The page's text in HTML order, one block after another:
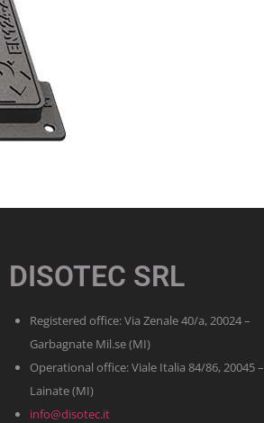
DISOTEC SRL
Registered office: Via Zenale 40/a, 20024 –
Garbagnate Mil.se (MI)
Operational office: Viale Italia 84/86, 20045 –
Lainate (MI)
info@disotec.it